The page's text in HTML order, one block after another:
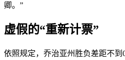
卿。”
虚假的“重新计票”
依照规定，乔治亚州胜负差距不到